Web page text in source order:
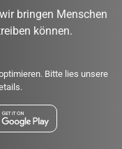
bringen Menschen
können.
Bitte lies unsere